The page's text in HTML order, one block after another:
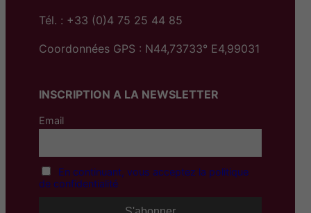
Tél. : +33 (0)4 75 25 44 85
Coordonnées GPS : N44,73733° E4,99031
INSCRIPTION A LA NEWSLETTER
Email
En continuant, vous acceptez la politique
de confidentialité